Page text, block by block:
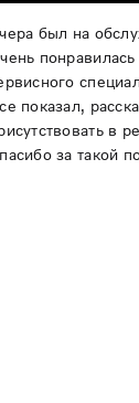
был на
понравилась
показал,
в
за такой